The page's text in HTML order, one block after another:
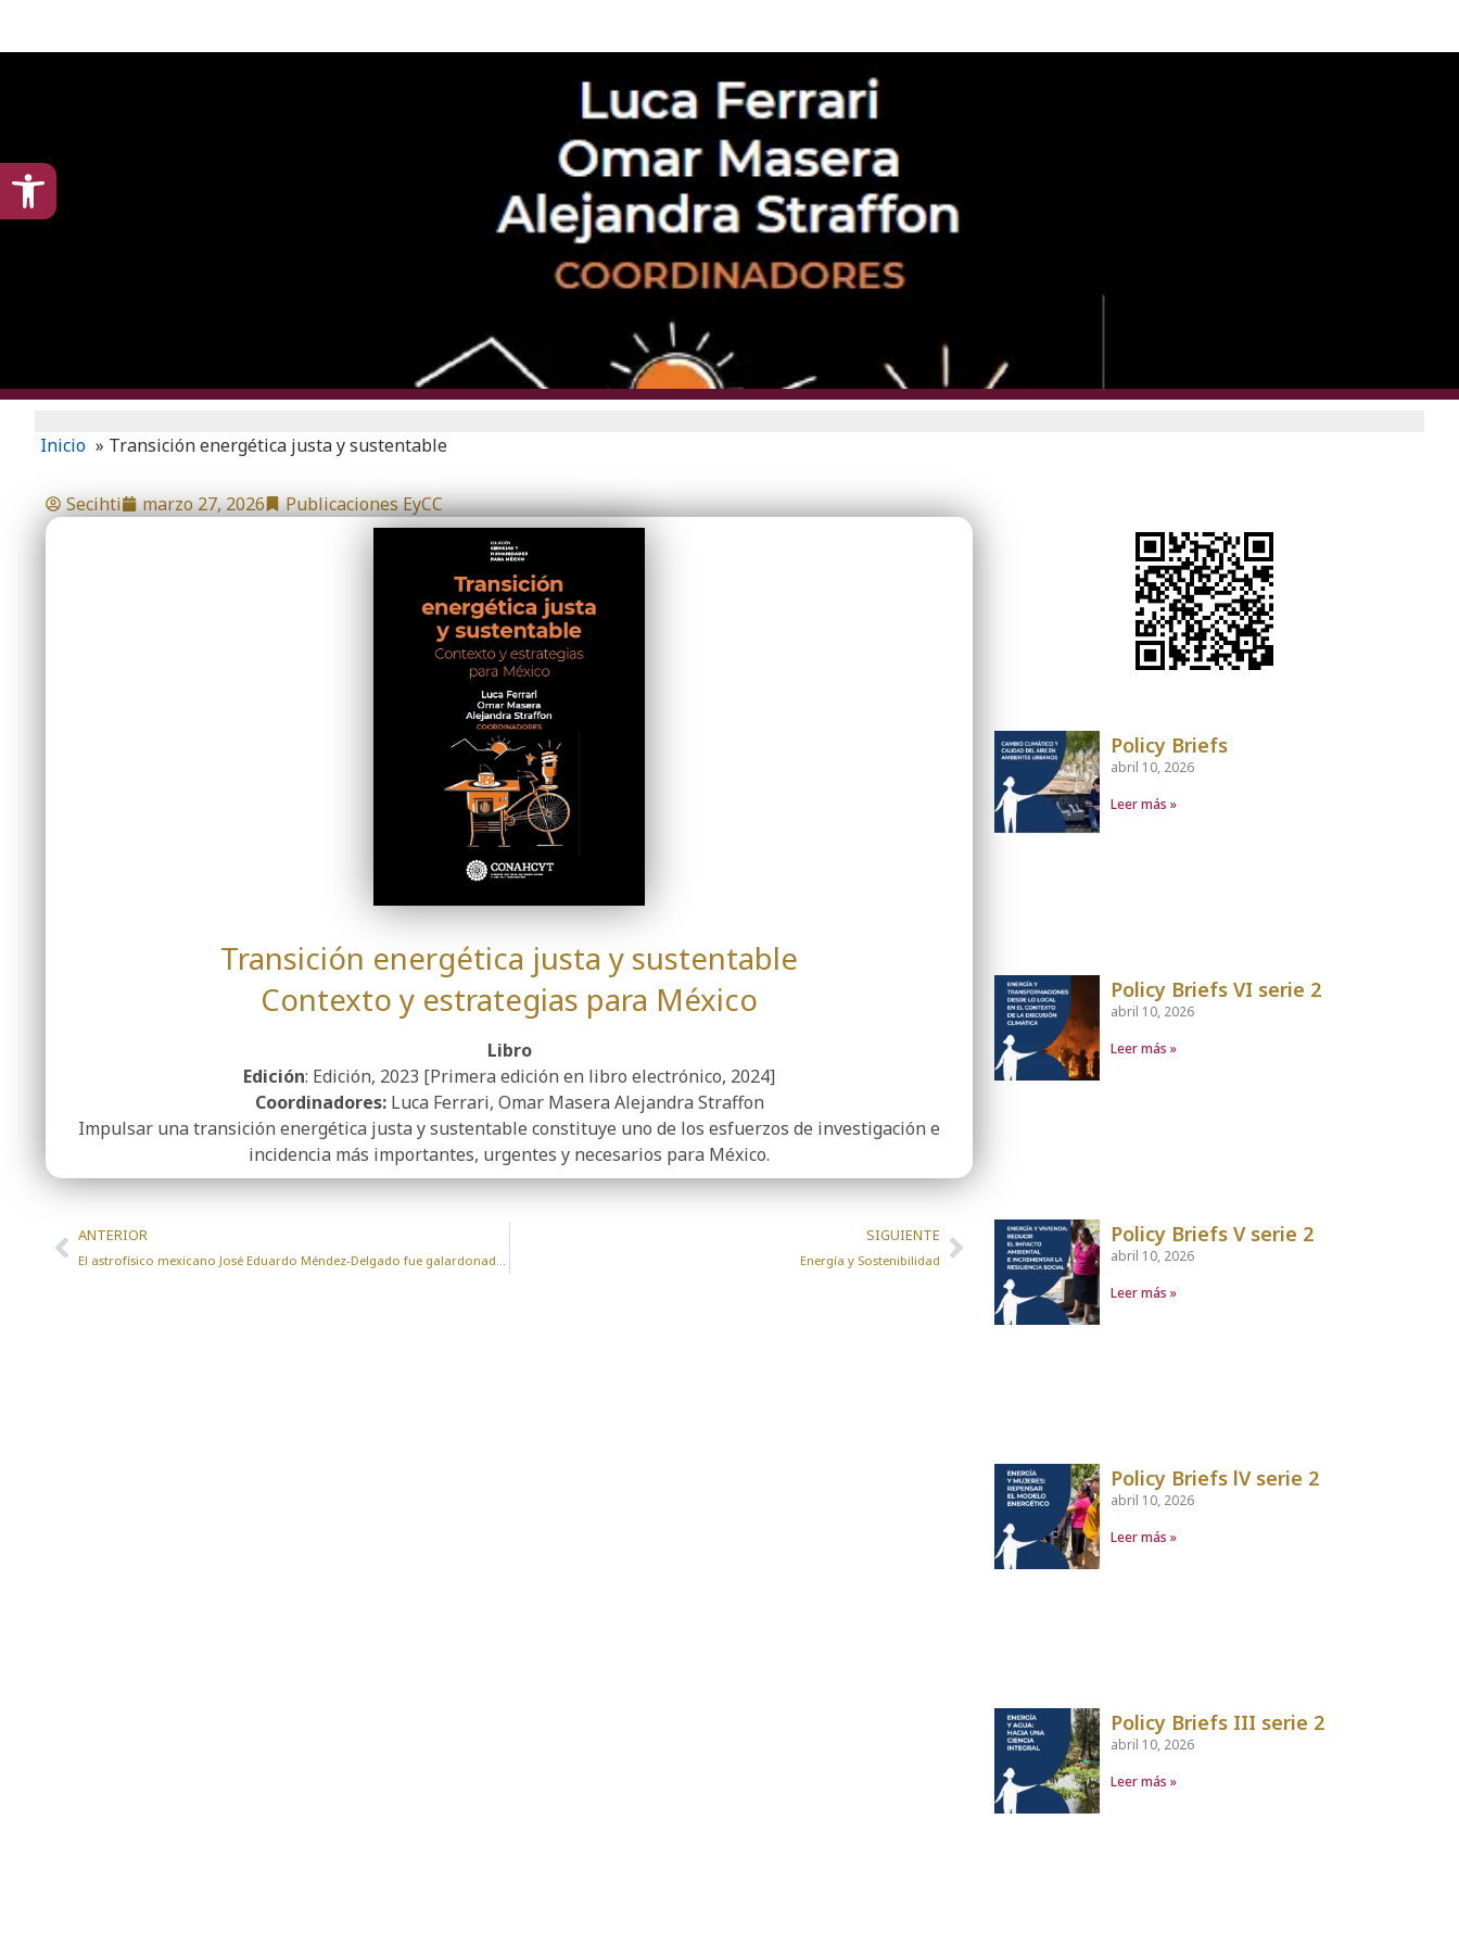
Inicio » Transición energética justa y sustentable
Secihti marzo 27, 2026 Publicaciones EyCC
Transición energética justa y sustentable
Contexto y estrategias para México
Libro
Edición: Edición, 2023 [Primera edición en libro electrónico, 2024]
Coordinadores: Luca Ferrari, Omar Masera Alejandra Straffon
Impulsar una transición energética justa y sustentable constituye uno de los esfuerzos de investigación e
incidencia más importantes, urgentes y necesarios para México.
ANTERIOR
El astrofísico mexicano José Eduardo Méndez-Delgado fue galardonado con el premio Princesa de Girona en Investigación
SIGUIENTE
Energía y Sostenibilidad
Policy Briefs
abril 10, 2026
Leer más »
Policy Briefs VI serie 2
abril 10, 2026
Leer más »
Policy Briefs V serie 2
abril 10, 2026
Leer más »
Policy Briefs lV serie 2
abril 10, 2026
Leer más »
Policy Briefs III serie 2
abril 10, 2026
Leer más »
Open toolbar